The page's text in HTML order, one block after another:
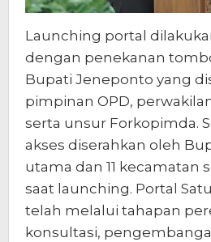
Launching portal
dengan penekanan
Bupati Jeneponto yang
pimpinan OPD,
serta unsur Forkopimda.
akses diserahkan oleh
utama dan 11 kecamatan
saat launching. Portal
telah melalui tahapan
konsultasi,